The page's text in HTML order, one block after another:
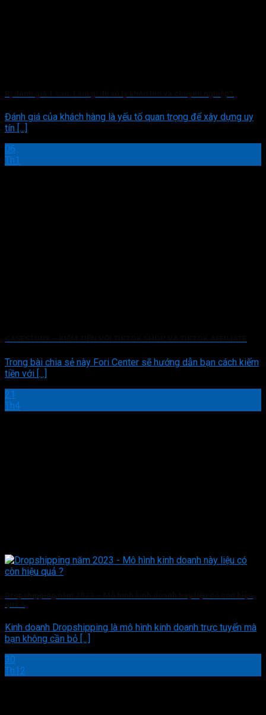
Đánh giá của khách hàng là yếu tố quan trọng để xây dựng uy
tín [...]
06
Th1
Trong bài chia sẻ này Fori Center sẽ hướng dẫn bạn cách kiếm
tiền với [...]
21
Th4
Kinh doanh Dropshipping là mô hình kinh doanh trực tuyến mà
bạn không cần bỏ [...]
30
Th12